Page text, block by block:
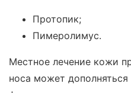
Протопик;
Пимеролимус.
Местное лечение кожи
носа может